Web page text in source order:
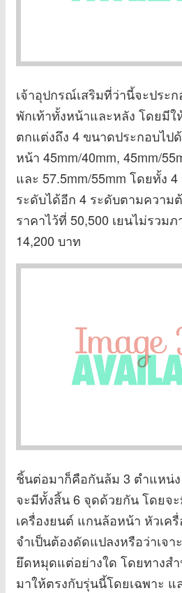
เจ้าอุปกรณ์เสริมที่ว่านี้จะประ
พักเท้าทั้งหน้าและหลัง โดยมีใ
ตกแต่งถึง 4 ขนาดประกอบไป
หน้า 45mm/40mm, 45mm/
และ 57.5mm/55mm โดยทั้ง
ระดับได้อีก 4 ระดับตามความ
ราคาไว้ที่ 50,500 เยนไม่รวม
14,200 บาท
ชิ้นต่อมาก็คือกันล้ม 3 ตำแหน่
จะมีทั้งสิ้น 6 จุดด้วยกัน โดยจ
เครื่องยนต์ แกนล้อหน้า หัวเค
จำเป็นต้องดัดแปลงหรือว่าเจา
ยึดหมุดแต่อย่างใด โดยทางส
มาให้ตรงกับรุ่นนี้โดยเฉพาะ แ